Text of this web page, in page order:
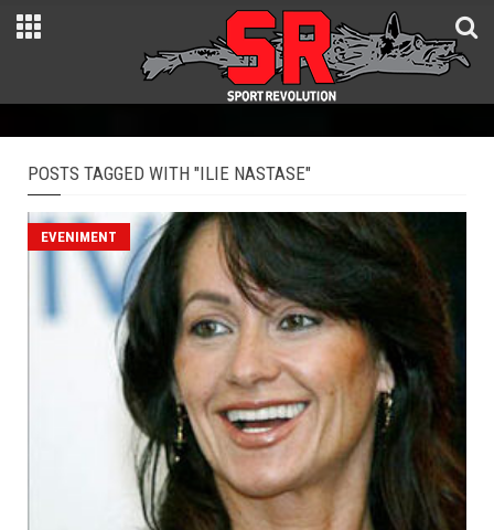
POSTS TAGGED WITH "ILIE NASTASE"
EVENIMENT